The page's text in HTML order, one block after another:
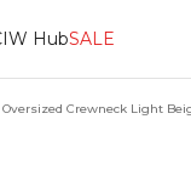
HubSALE
Crewneck Light